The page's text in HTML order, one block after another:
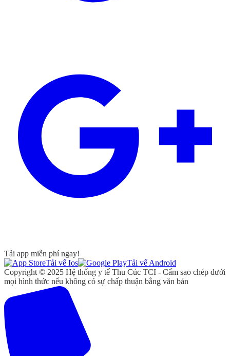
Tải app miễn phí ngay!
Tải vể Ios
Tải vể Android
Copyright © 2025 Hệ thống y tế Thu Cúc TCI - Cấm sao chép dưới
mọi hình thức nếu không có sự chấp thuận bằng văn bản